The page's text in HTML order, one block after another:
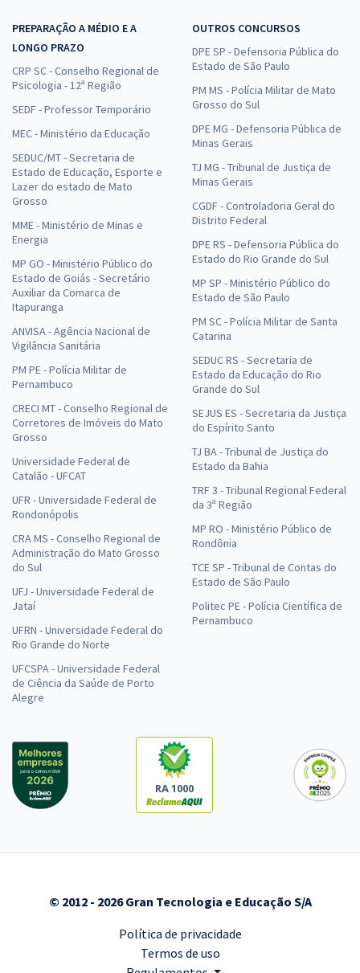
PREPARAÇÃO A MÉDIO E A
LONGO PRAZO
CRP SC - Conselho Regional de
Psicologia - 12ª Região
SEDF - Professor Temporário
MEC - Ministério da Educação
SEDUC/MT - Secretaria de
Estado de Educação, Esporte e
Lazer do estado de Mato
Grosso
MME - Ministério de Minas e
Energia
MP GO - Ministério Público do
Estado de Goiás - Secretário
Auxiliar da Comarca de
Itapuranga
ANVISA - Agência Nacional de
Vigilância Sanitária
PM PE - Polícia Militar de
Pernambuco
CRECI MT - Conselho Regional de
Corretores de Imóveis do Mato
Grosso
Universidade Federal de
Catalão - UFCAT
UFR - Universidade Federal de
Rondonópolis
CRA MS - Conselho Regional de
Administração do Mato Grosso
do Sul
UFJ - Universidade Federal de
Jataí
UFRN - Universidade Federal do
Rio Grande do Norte
UFCSPA - Universidade Federal
de Ciência da Saúde de Porto
Alegre
OUTROS CONCURSOS
DPE SP - Defensoria Pública do
Estado de São Paulo
PM MS - Polícia Militar de Mato
Grosso do Sul
DPE MG - Defensoria Pública de
Minas Gerais
TJ MG - Tribunal de Justiça de
Minas Gerais
CGDF - Controladoria Geral do
Distrito Federal
DPE RS - Defensoria Pública do
Estado do Rio Grande do Sul
MP SP - Ministério Público do
Estado de São Paulo
PM SC - Polícia Militar de Santa
Catarina
SEDUC RS - Secretaria de
Estado da Educação do Rio
Grande do Sul
SEJUS ES - Secretaria da Justiça
do Espírito Santo
TJ BA - Tribunal de Justiça do
Estado da Bahia
TRF 3 - Tribunal Regional Federal
da 3ª Região
MP RO - Ministério Público de
Rondônia
TCE SP - Tribunal de Contas do
Estado de São Paulo
Politec PE - Polícia Científica de
Pernambuco
RA 1000
© 2012 - 2026 Gran Tecnologia e Educação S/A
Política de privacidade
Termos de uso